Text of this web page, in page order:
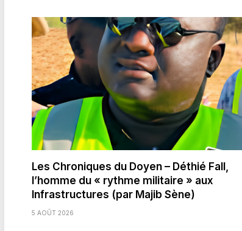
Les Chroniques du Doyen – Déthié Fall,
l’homme du « rythme militaire » aux
Infrastructures (par Majib Sène)
5 AOÛT 2026